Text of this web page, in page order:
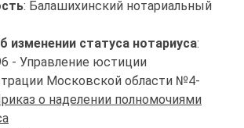
: Балашихинский нотариальный
изменении статуса нотариуса:
- Управление юстиции
Московской области №4-
о наделении полномочиями